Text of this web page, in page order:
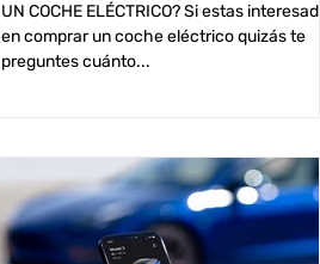
UN COCHE ELÉCTRICO? Si estas interesado
en comprar un coche eléctrico quizás te
preguntes cuánto...